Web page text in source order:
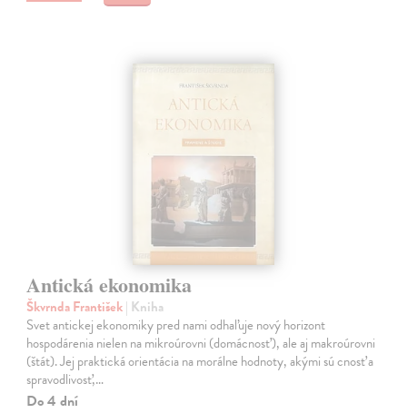
Antická ekonomika
Škvrnda František| Kniha
Svet antickej ekonomiky pred nami odhaľuje nový horizont
hospodárenia nielen na mikroúrovni (domácnosť), ale aj makroúrovni
(štát). Jej praktická orientácia na morálne hodnoty, akými sú cnosť a
spravodlivosť,…
Do 4 dní